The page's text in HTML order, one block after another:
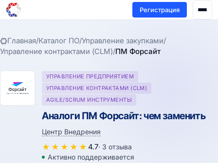
Регистрация
Главная/Каталог ПО/Управление закупками/
Управление контрактами (CLM)/ПМ Форсайт
УПРАВЛЕНИЕ ПРЕДПРИЯТИЕМ
УПРАВЛЕНИЕ КОНТРАКТАМИ (CLM)
AGILE/SCRUM ИНСТРУМЕНТЫ
Аналоги ПМ Форсайт: чем заменить
Центр Внедрения
★ ★ ★ ★ ★ 4.7· 3 отзыва
Активно поддерживается